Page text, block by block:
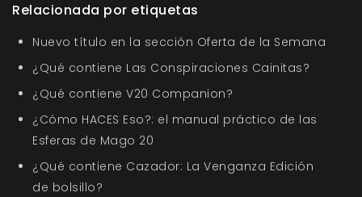
Relacionada por etiquetas
Nuevo título en la sección Oferta de la Semana
¿Qué contiene Las Conspiraciones Cainitas?
¿Qué contiene V20 Companion?
¿Cómo HACES Eso?: el manual práctico de las
Esferas de Mago 20
¿Qué contiene Cazador: La Venganza Edición
de bolsillo?